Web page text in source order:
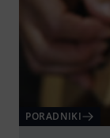
PORADNIKI